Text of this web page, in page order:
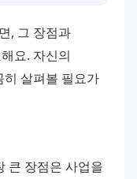
, 그 장점과
요. 자신의
히 살펴볼 필요가
큰 장점은 사업을